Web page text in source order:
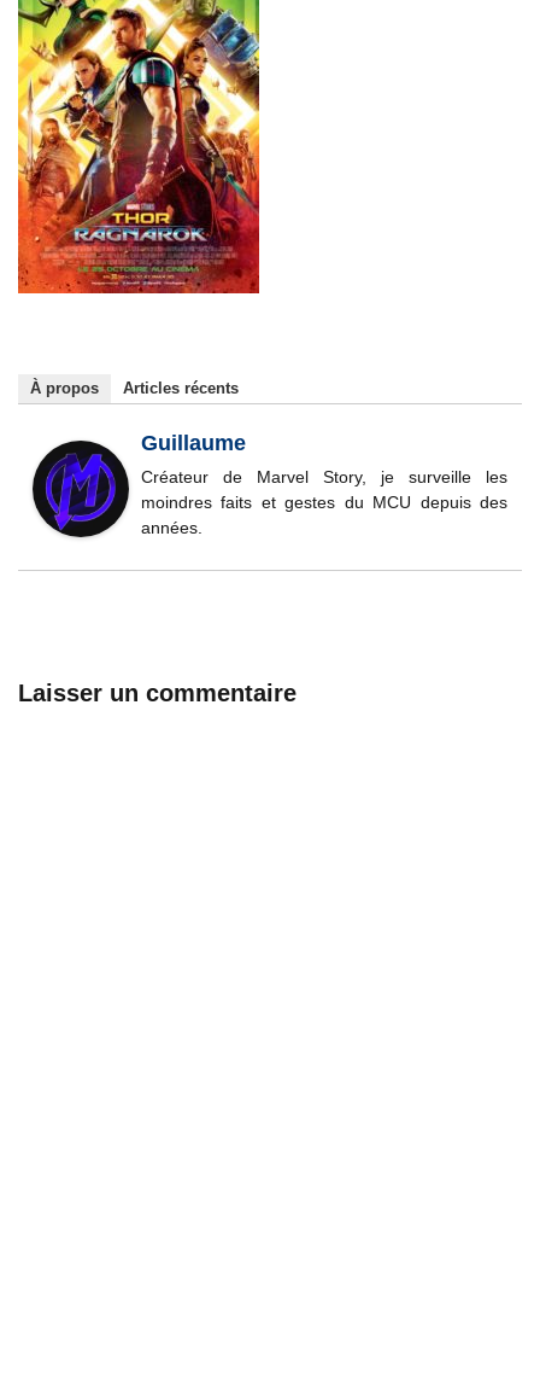
À propos Articles récents
Guillaume
Créateur de Marvel Story, je surveille les
moindres faits et gestes du MCU depuis des
années.
Laisser un commentaire